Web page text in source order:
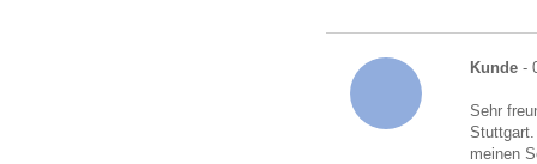
Kunde -
Sehr
meinen